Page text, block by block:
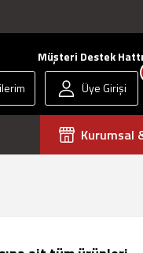
Müşteri Destek
Üye Girişi
Kurumsal